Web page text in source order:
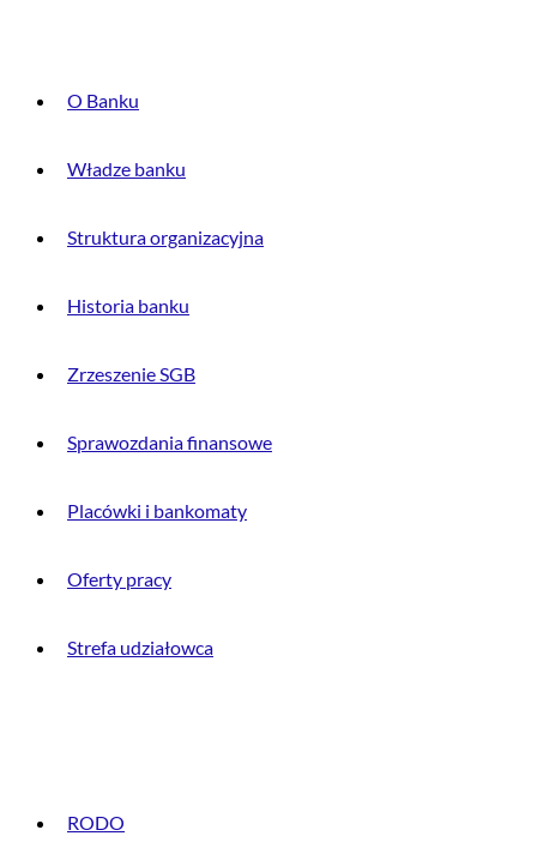
O Banku
Władze banku
Struktura organizacyjna
Historia banku
Zrzeszenie SGB
Sprawozdania finansowe
Placówki i bankomaty
Oferty pracy
Strefa udziałowca
RODO